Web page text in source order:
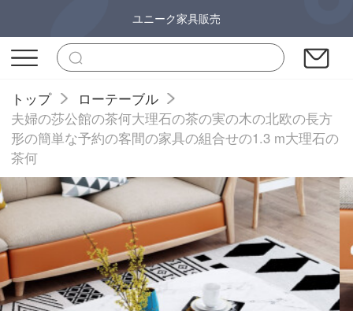
ユニーク家具販売
トップ
ローテーブル
夫婦の莎公館の茶何大理石の茶の実の木の北欧の長方
形の簡単な予約の客間の家具の組合せの1.3 m大理石の
茶何